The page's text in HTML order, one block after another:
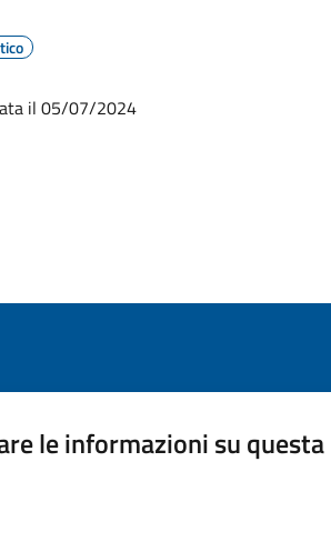
il 05/07/2024
le informazioni su questa